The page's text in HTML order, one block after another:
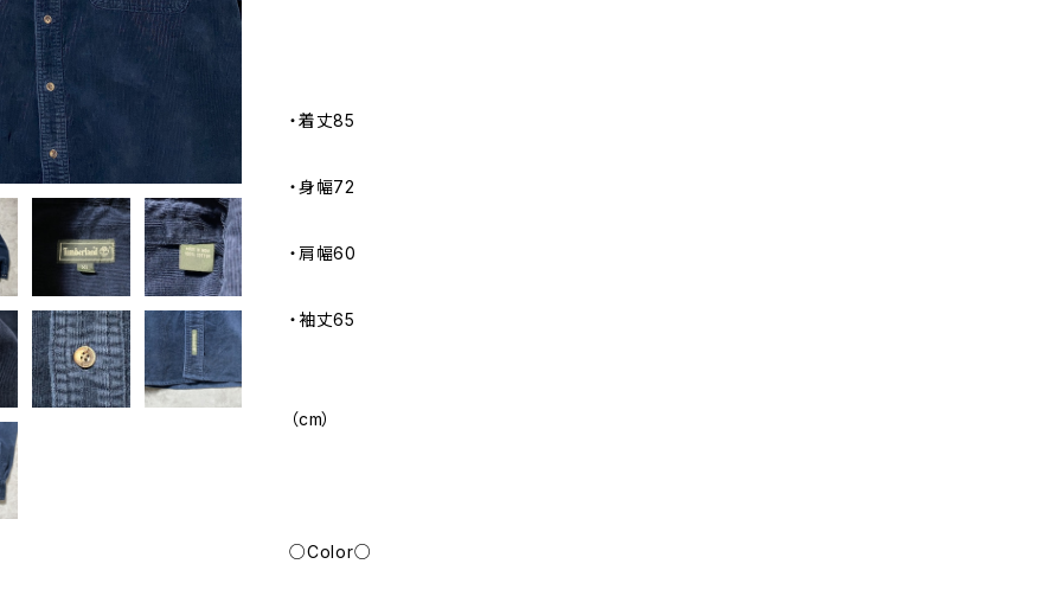
・着丈85
・身幅72
・肩幅60
・袖丈65
（cm）
○Color○